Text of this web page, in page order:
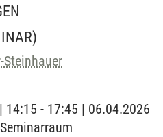
Steinhauer
- 17:45 | 06.04.2026